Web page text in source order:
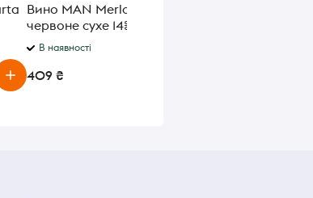
Вино MAN Merlot Jan Fiskaal
червоне сухе 14% 0,75л
В наявності
409 ₴